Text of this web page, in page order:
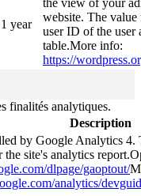
1 year
website. The
user ID of the user
table.More info:
https://
finalités analytiques.
Description
by Google Analytics 4.
the site's analytics
dlpage/gaoptout/
analytics/